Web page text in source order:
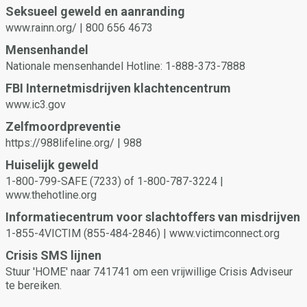
intrekken. Ga nooit door of probeer het niet eens als je partner
onzeker of niet comfortabel lijkt, of als ze geen toestemming
kunnen geven vanwege de effecten van alcohol of drugs.
Seksueel geweld en aanranding
www.rainn.org/ | 800 656 4673
Mensenhandel
Nationale mensenhandel Hotline: 1-888-373-7888
FBI Internetmisdrijven klachtencentrum
www.ic3.gov
Zelfmoordpreventie
https://988lifeline.org/ | 988
Huiselijk geweld
1-800-799-SAFE (7233) of 1-800-787-3224 |
www.thehotline.org
Informatiecentrum voor slachtoffers van misdrijven
1-855-4VICTIM (855-484-2846) | www.victimconnect.org
Crisis SMS lijnen
Stuur 'HOME' naar 741741 om een vrijwillige Crisis Adviseur
te bereiken.